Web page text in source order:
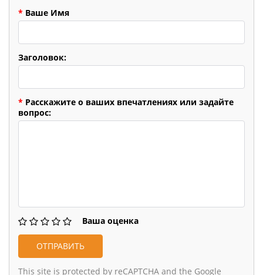
* Ваше Имя
Заголовок:
* Расскажите о ваших впечатлениях или задайте
вопрос:
Ваша оценка
This site is protected by reCAPTCHA and the Google